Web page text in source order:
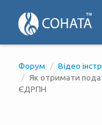
Форум
Відео
Як отримати
ЄДРПН